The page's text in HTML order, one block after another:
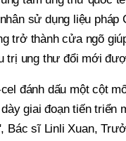
sử dụng liệu
trở thành cửa ngõ
trị ung thư đổi mới
đánh dấu một cột
giai đoạn tiến
Bác sĩ Linli Xuan,